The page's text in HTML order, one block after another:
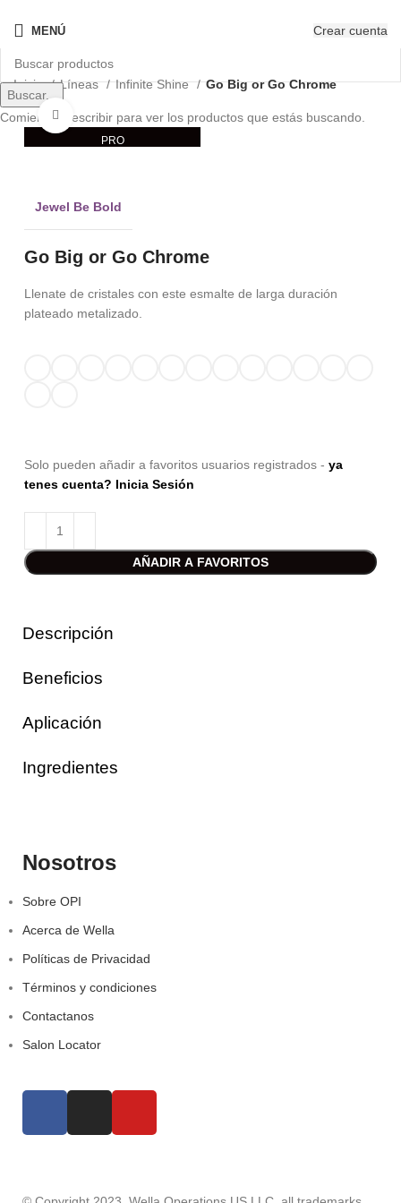
MENÚ Crear cuenta
Inicio Líneas Infinite Shine Go Big or Go Chrome
PRO
Clic para ampliar
Jewel Be Bold
Go Big or Go Chrome
Llenate de cristales con este esmalte de larga duración
plateado metalizado.
Solo pueden añadir a favoritos usuarios registrados - ya
tenes cuenta? Inicia Sesión
AÑADIR A FAVORITOS
Descripción
Beneficios
Aplicación
Ingredientes
Nosotros
Sobre OPI
Acerca de Wella
Políticas de Privacidad
Términos y condiciones
Contactanos
Salon Locator
Buscar...
Comienza a escribir para ver los productos que estás buscando.